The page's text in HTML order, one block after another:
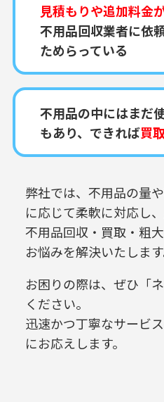
見積もりや追加料金
不用品回収業者に依
ためらっている
不用品の中にはまだ
もあり、できれば買
弊社では、不用品の量
に応じて柔軟に対応し、
不用品回収・買取・粗
お悩みを解決いたします
お困りの際は、ぜひ「
ください。
迅速かつ丁寧なサービ
にお応えします。